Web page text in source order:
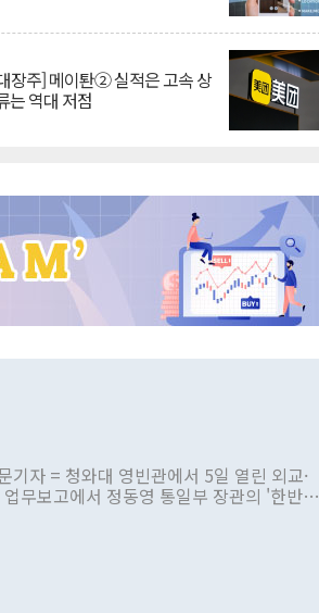
장주] 메이퇀② 실적은 고속 상
는 역대 저점
기자 = 청와대 영빈관에서 5일 열린 외교·
무보고에서 정동영 통일부 장관의 '한반도
지 않은 사안을 정책으로 추진하겠다고 공
구상'이라는 비판을 내놨다. 그동안 정 장